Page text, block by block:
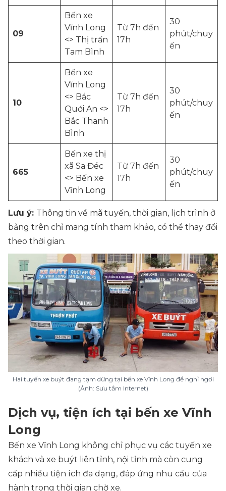
09
Bến xe
Vĩnh Long
<> Thị trấn
Tam Bình
Từ 7h đến
17h
30
phút/chuy
ến
10
Bến xe
Vĩnh Long
<> Bắc
Quới An <>
Bắc Thanh
Bình
Từ 7h đến
17h
30
phút/chuy
ến
665
Bến xe thị
xã Sa Đéc
<> Bến xe
Vĩnh Long
Từ 7h đến
17h
30
phút/chuy
ến
Lưu ý: Thông tin về mã tuyến, thời gian, lịch trình ở
bảng trên chỉ mang tính tham khảo, có thể thay đổi
theo thời gian.
Hai tuyến xe buýt đang tạm dừng tại bến xe Vĩnh Long để nghỉ ngơi
(Ảnh: Sưu tầm Internet)
Dịch vụ, tiện ích tại bến xe Vĩnh
Long
Bến xe Vĩnh Long không chỉ phục vụ các tuyến xe
khách và xe buýt liên tỉnh, nội tỉnh mà còn cung
cấp nhiều tiện ích đa dạng, đáp ứng nhu cầu của
hành trong thời gian chờ xe.